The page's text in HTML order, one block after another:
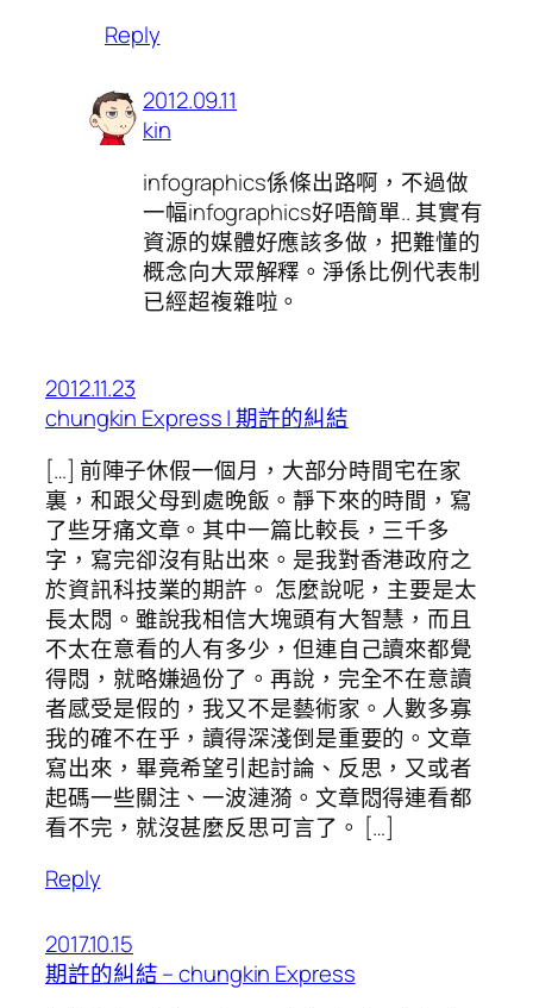
Reply
2012.09.11
kin
infographics係條出路啊，不過做
一幅infographics好唔簡單.. 其實有
資源的媒體好應該多做，把難懂的
概念向大眾解釋。淨係比例代表制
已經超複雜啦。
2012.11.23
chungkin Express | 期許的糾結
[…] 前陣子休假一個月，大部分時間宅在家
裏，和跟父母到處晚飯。靜下來的時間，寫
了些牙痛文章。其中一篇比較長，三千多
字，寫完卻沒有貼出來。是我對香港政府之
於資訊科技業的期許。 怎麼說呢，主要是太
長太悶。雖說我相信大塊頭有大智慧，而且
不太在意看的人有多少，但連自己讀來都覺
得悶，就略嫌過份了。再說，完全不在意讀
者感受是假的，我又不是藝術家。人數多寡
我的確不在乎，讀得深淺倒是重要的。文章
寫出來，畢竟希望引起討論、反思，又或者
起碼一些關注、一波漣漪。文章悶得連看都
看不完，就沒甚麼反思可言了。 […]
Reply
2017.10.15
期許的糾結 – chungkin Express